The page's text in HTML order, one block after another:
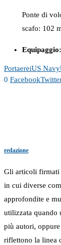
Ponte di
scafo: 102
Equipaggio:
PortaereiUS Navy
0 Facebook
redazione
Gli articoli firmati
in cui diverse
approfondite e
utilizzata quando
più autori,
riflettono la linea